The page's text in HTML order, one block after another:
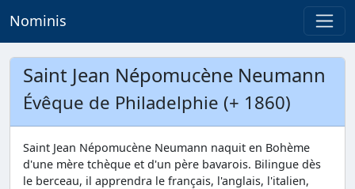
Nominis
Saint Jean Népomucène Neumann
Évêque de Philadelphie (+ 1860)
Saint Jean Népomucène Neumann naquit en Bohème
d'une mère tchèque et d'un père bavarois. Bilingue dès
le berceau, il apprendra le français, l'anglais, l'italien,